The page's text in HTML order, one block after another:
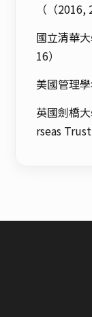
（（
國立清華
16）
美國管理
英國劍橋
rseas